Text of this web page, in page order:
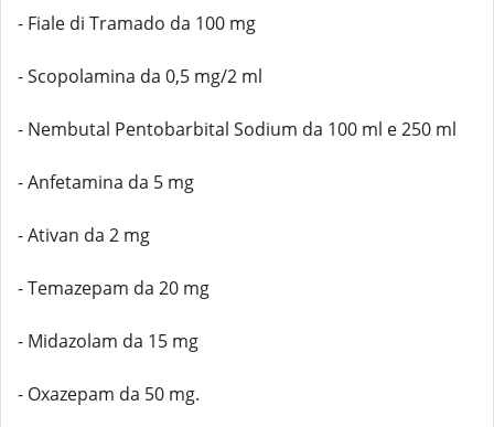
- Fiale di Tramado da 100 mg
- Scopolamina da 0,5 mg/2 ml
- Nembutal Pentobarbital Sodium da 100 ml e 250 ml
- Anfetamina da 5 mg
- Ativan da 2 mg
- Temazepam da 20 mg
- Midazolam da 15 mg
- Oxazepam da 50 mg.